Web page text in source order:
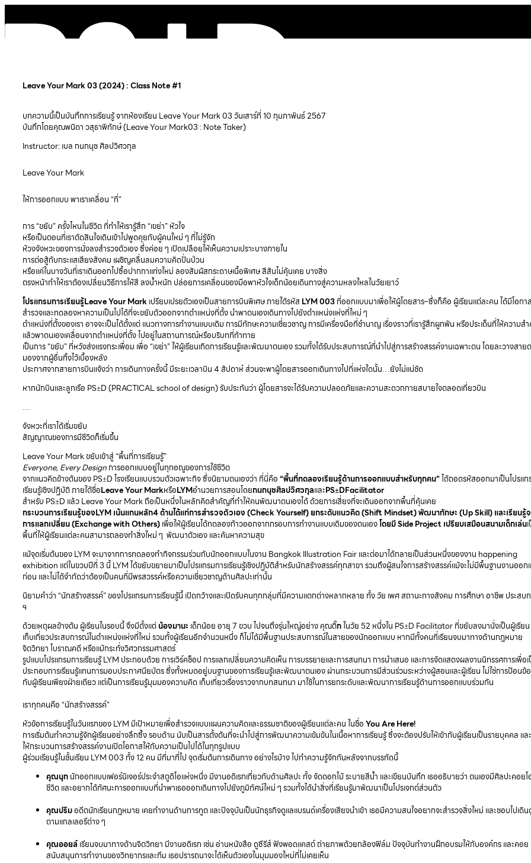
Leave Your Mark 03 (2024) : Class Note #1
บทความนี้เป็นบันทึกการเรียนรู้ จากห้องเรียน Leave Your Mark 03 วันเสาร์ที่ 10 กุมภาพันธ์ 2567
บันทึกโดยคุณพนิดา วสุธาพิทักษ์ (Leave Your Mark03 : Note Taker)
Instructor: เบล กนกนุช ศิลปวิศวกุล
Leave Your Mark
ให้การออกแบบ พาเราเคลื่อน “ที่”
การ “ขยับ” ครั้งไหนในชีวิต ที่ทำให้เรารู้สึก “เขย่า” หัวใจ
หรือเป็นตอนที่เราตัดสินใจเดินเข้าไปพูดคุยกับผู้คนใหม่ ๆ ที่ไม่รู้จัก
ห้วงจังหวะของการนั่งลงสำรวจตัวเอง ซึ่งค่อย ๆ เปิดเปลือยให้เห็นความเปราะบางภายใน
การต่อสู้กับกระแสเสียงสังคม เผชิญคลื่นลมความคิดปั่นป่วน
หรือแค่ในบางวันที่เราเดินออกไปซื้อปากกาแท่งใหม่ ลองสัมผัสกระดาษเนื้อพิเศษ สีสันไม่คุ้นเคย บางสิ่ง
ตรงหน้าทำให้เราต้องเปลี่ยนวิธีการให้สี ลงน้ำหนัก ปล่อยการเคลื่อนของมือพาหัวใจเด็กน้อยเดินทางสู่ความหลงใหลในวัยเยาว์
โปรแกรมการเรียนรู้Leave Your Markเปรียบเปรยตัวเองเป็นสายการบินพิเศษ ภายใต้รหัสLYM 003ที่ออกแบบมาเพื่อให้ผู้โดยสาร–ซึ่งก็คือ ผู้เรียนแต่ละคน ได้มีโอกา
สำรวจและทดลองหาความเป็นไปได้ที่จะขยับตัวออกจากตำแหน่งที่ตั้ง นำพาตนเองเดินทางไปยังตำแหน่งแห่งที่ใหม่ ๆ
ตำแหน่งที่ตั้งของเรา อาจจะเป็นได้ตั้งแต่ แนวทางการทำงานแบบเดิม การมีทักษะความเชี่ยวชาญ การมีเครื่องมือที่ชำนาญ เรื่องราวที่เรารู้สึกผูกพัน หรือประเด็นที่ให้ความส
แล้วพาตนเองเคลื่อนจากตำแหน่งที่ตั้ง ไปอยู่ในสถานการณ์หรือบริบทที่ท้าทาย
เป็นการ “ขยับ” ที่หวังส่งแรงกระเพื่อม เพื่อ “เขย่า” ให้ผู้เรียนเกิดการเรียนรู้และพัฒนาตนเอง รวมทั้งได้รับประสบการณ์ที่นำไปสู่การสร้างสรรค์งานเฉพาะตน โดยละวางสาย
มองจากผู้อื่นทิ้งไว้เบื้องหลัง
ประกาศจากสายการบินแจ้งว่า การเดินทางครั้งนี้ มีระยะเวลาบิน 4 สัปดาห์ ส่วนจะพาผู้โดยสารออกเดินทางไปที่แห่งใดนั้น…ยังไม่แน่ชัด
หากนักบินและลูกเรือ PS±D (PRACTICAL school of design) รับประกันว่า ผู้โดยสารจะได้รับความปลอดภัยและความสะดวกกายสบายใจตลอดเที่ยวบิน
…
จังหวะที่เราได้เริ่มขยับ
สัญญาณของการมีชีวิตก็เริ่มขึ้น
Leave Your Mark ขยับเข้าสู่ “พื้นที่การเรียนรู้”
Everyone, Every Designการออกแบบอยู่ในทุกอณูของการใช้ชีวิต
จากแนวคิดข้างต้นของ PS±D โรงเรียนแบบรวมตัวเฉพาะกิจ ซึ่งนิยามตนเองว่า ที่นี่คือ“พื้นที่ทดลองเรียนรู้ด้านการออกแบบสำหรับทุกคน”ได้ถอดรหัสออกมาเป็นโปรแก
เรียนรู้เชิงปฏิบัติ ภายใต้ชื่อLeave Your MarkหรือLYMอำนวยการสอนโดยกนกนุชศิลปวิศวกุลและPS±DFacilitator
สำหรับ PS±D แล้ว Leave Your Mark ถือเป็นหนึ่งในหลักคิดสำคัญที่ทำให้คนพัฒนาตนเองได้ ด้วยการเสี่ยงที่จะเดินออกจากพื้นที่คุ้นเคย
กระบวนการเรียนรู้ของLYM เน้นแกนหลัก4 ด้านได้แก่การสำรวจตัวเอง (Check Yourself) ยกระดับแนวคิด (Shift Mindset) พัฒนาทักษะ (Up Skill) และเรียนรู้
การแลกเปลี่ยน (Exchange with Others)เพื่อให้ผู้เรียนได้ทดลองก้าวออกจากกรอบการทำงานแบบเดิมของตนเองโดยมีSide Project เปรียบเสมือนสนามเด็กเล่น
พื้นที่ให้ผู้เรียนแต่ละคนสามารถลองทำสิ่งใหม่ ๆ พัฒนาตัวเอง และค้นหาความสุข
แม้จุดเริ่มต้นของ LYM จะมาจากการทดลองทำกิจกรรมร่วมกับนักออกแบบในงาน Bangkok Illustration Fair และต่อมาได้กลายเป็นส่วนหนึ่งของงาน happening
exhibition แต่ในขวบปีที่ 3 นี้ LYM ได้ขยับขยายมาเป็นโปรแกรมการเรียนรู้เชิงปฏิบัติสำหรับนักสร้างสรรค์ทุกสาขา รวมถึงผู้สนใจการสร้างสรรค์แม้จะไม่มีพื้นฐานงานออก
ก่อน และไม่ได้จำกัดว่าต้องเป็นคนที่มีพรสวรรค์หรือความเชี่ยวชาญด้านศิลปะเท่านั้น
นิยามคำว่า “นักสร้างสรรค์” ของโปรแกรมการเรียนรู้นี้ เปิดกว้างและเปิดรับคนทุกกลุ่มที่มีความแตกต่างหลากหลาย ทั้ง วัย เพศ สถานะทางสังคม การศึกษา อาชีพ ประสบ
ฯ
ด้วยเหตุผลข้างต้น ผู้เรียนในรอบนี้ จึงมีตั้งแต่น้องมานะ เด็กน้อย อายุ 7 ขวบ ไปจนถึงรุ่นใหญ่อย่าง คุณติ๊กในวัย 52 หนึ่งใน PS±D Facilitator ที่ขยับลงมานั่งเป็นผู้เรียน
เก็บเกี่ยวประสบการณ์ในตำแหน่งแห่งที่ใหม่ รวมทั้งผู้เรียนอีกจำนวนหนึ่ง ก็ไม่ได้มีพื้นฐานประสบการณ์ในสายของนักออกแบบ หากมีทั้งคนที่เรียนจบมาทางด้านกฎหมาย
จิตวิทยา โบราณคดี หรือแม้กระทั่งวิศวกรรมศาสตร์
รูปแบบโปรแกรมการเรียนรู้ LYM ประกอบด้วย การเวิร์คช็อป การแลกเปลี่ยนความคิดเห็น การบรรยายและการสนทนา การนำเสนอ และการจัดแสดงผลงานนิทรรศการเพื่อ
ประกอบการเรียนรู้แทนการมอบประกาศนียบัตร ซึ่งทั้งหมดอยู่บนฐานของการเรียนรู้และพัฒนาตนเอง ผ่านกระบวนการมีส่วนร่วมระหว่างผู้สอนและผู้เรียน ไม่ใช่การป้อนข้
กับผู้เรียนเพียงฝ่ายเดียว แต่เป็นการเรียนรู้มุมมองความคิด เก็บเกี่ยวเรื่องราวจากบทสนทนา มาใช้ในการยกระดับและพัฒนาการเรียนรู้ด้านการออกแบบร่วมกัน
เราทุกคนคือ “นักสร้างสรรค์”
หัวข้อการเรียนรู้ในวันแรกของ LYM มีเป้าหมายเพื่อสำรวจแบบแผนความคิดและธรรมชาติของผู้เรียนแต่ละคน ในชื่อYou Are Here!
การเริ่มต้นทำความรู้จักผู้เรียนอย่างลึกซึ้ง รอบด้าน นับเป็นสารตั้งต้นที่จะนำไปสู่การพัฒนาความเข้มข้นในเนื้อหาการเรียนรู้ ซึ่งจะต้องปรับให้เข้ากับผู้เรียนเป็นรายบุคคล แล
ให้กระบวนการสร้างสรรค์งานเปิดโอกาสให้กับความเป็นไปได้ในทุกรูปแบบ
ผู้ร่วมเรียนรู้ในชั้นเรียน LYM 003 ทั้ง 12 คน มีที่มาที่ไป จุดเริ่มต้นการเดินทาง อย่างไรบ้าง ไปทำความรู้จักกันหลังจากบรรทัดนี้
คุณนุกนักออกแบบเฟอร์นิเจอร์ประจำสตูดิโอแห่งหนึ่ง มีงานอดิเรกเกี่ยวกับด้านศิลปะ ทั้ง จัดดอกไม้ ระบายสีน้ำ และเขียนบันทึก เธออธิบายว่า ตนเองมีศิลปะคอย
ชีวิต และอยากได้ทัศนะการออกแบบที่นำพาเธอออกเดินทางไปยังภูมิทัศน์ใหม่ ๆ รวมทั้งได้นำสิ่งที่เรียนรู้มาพัฒนาเป็นโปรเจกต์ส่วนตัว
คุณปริมอดีตนักเรียนกฎหมาย เคยทำงานด้านการทูต และปัจจุบันเป็นนักธุรกิจดูแลแบรนด์เครื่องเสียงนำเข้า เธอมีความสนใจอยากจะสำรวจสิ่งใหม่ และชอบไปเดิ
ตามแกลเลอรีต่าง ๆ
คุณออยล์เรียนจบมาทางด้านจิตวิทยา มีงานอดิเรก เช่น อ่านหนังสือ ดูซีรีส์ ฟังพอดแคสต์ ถ่ายภาพด้วยกล้องฟิล์ม ปัจจุบันทำงานฝึกอบรมให้กับองค์กร และคอย
สนับสนุนการทำงานของวิทยากรและทีม เธอปรารถนาจะได้เห็นตัวเองในมุมมองใหม่ที่ไม่เคยเห็น